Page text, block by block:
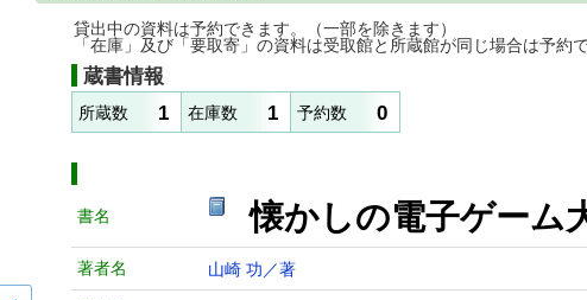
貸出中の資料は予約できます。（一部を除きます）
「在庫」及び「要取寄」の資料は受取館と所蔵館が同じ場合は予約
蔵書情報
所蔵数 1 在庫数 1 予約数 0
書名 懐かしの電子ゲーム
著者名 山崎 功／著